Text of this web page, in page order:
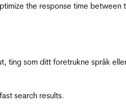
the response time between
ting som ditt foretrukne språk
search results.